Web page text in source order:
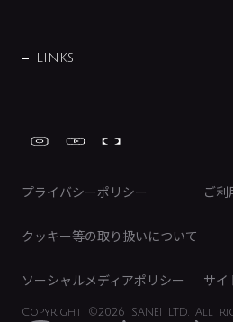
Copyright ©2026 SANEI LTD. All
プライバシーポリシー ご利
クッキー等の取り扱いについて
ソーシャルメディアポリシー サイ
トイレ周辺用品
みらいエコ住宅2026事業
IRライブラリ
電子公告
募集要項
LINKS